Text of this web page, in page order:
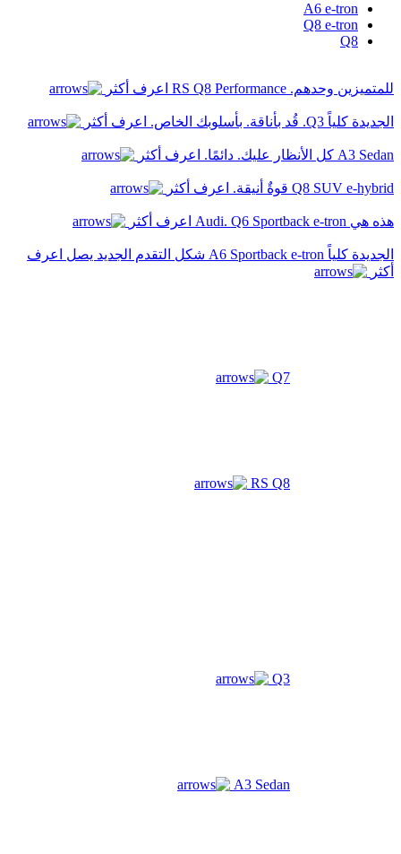
Q8 e-tron
Q8
أرونا
ارونا الجديدة
ابيزا الجديدة
أتيكا
أوكتافيا
سوبيرب
الجولة الافتراضية
ألبوم الصور
الفيديو
A6 e-tron
Q8 e-tron
Q8
للمتميزين وحدهم. RS Q8 Performance اعرف أكثر
الجديدة كلياً Q3. قُد بأناقة. بأسلوبك الخاص. اعرف أكثر
A3 Sedan كل الأنظار عليك. دائمًا. اعرف أكثر
Q8 SUV e-hybrid قوةٌ أنيقة. اعرف أكثر
هذه هي Audi. Q6 Sportback e-tron اعرف أكثر
الجديدة كلياً A6 Sportback e-tron شكل التقدم الجديد يصل
اعرف
أكثر
Q7
RS Q8
Q3
A3 Sedan